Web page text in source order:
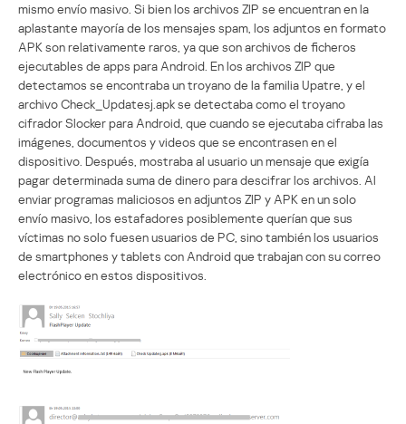
mismo envío masivo. Si bien los archivos ZIP se encuentran en la
aplastante mayoría de los mensajes spam, los adjuntos en formato
APK son relativamente raros, ya que son archivos de ficheros
ejecutables de apps para Android. En los archivos ZIP que
detectamos se encontraba un troyano de la familia Upatre, y el
archivo Check_Updatesj.apk se detectaba como el troyano
cifrador Slocker para Android, que cuando se ejecutaba cifraba las
imágenes, documentos y videos que se encontrasen en el
dispositivo. Después, mostraba al usuario un mensaje que exigía
pagar determinada suma de dinero para descifrar los archivos. Al
enviar programas maliciosos en adjuntos ZIP y APK en un solo
envío masivo, los estafadores posiblemente querían que sus
víctimas no solo fuesen usuarios de PC, sino también los usuarios
de smartphones y tablets con Android que trabajan con su correo
electrónico en estos dispositivos.